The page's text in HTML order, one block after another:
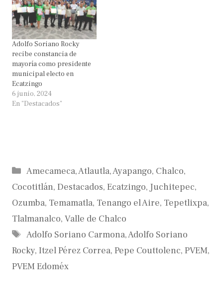
Adolfo Soriano Rocky
recibe constancia de
mayoría como presidente
municipal electo en
Ecatzingo
6 junio, 2024
En "Destacados"
Categorías
Amecameca,Atlautla,Ayapango, Chalco,
Cocotitlán, Destacados, Ecatzingo, Juchitepec,
Ozumba, Temamatla, Tenango el Aire, Tepetlixpa,
Tlalmanalco, Valle de Chalco
Etiquetas
Adolfo Soriano Carmona,Adolfo Soriano
Rocky, Itzel Pérez Correa, Pepe Couttolenc, PVEM,
PVEM Edoméx